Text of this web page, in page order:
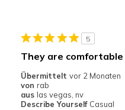
Need Break In
Geeignete Verwendung
Casual Wear
5
They are comfortable
Übermittelt vor 2 Monaten
von rab
aus las vegas, nv
Describe Yourself Casual